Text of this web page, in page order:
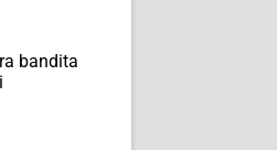
bandita